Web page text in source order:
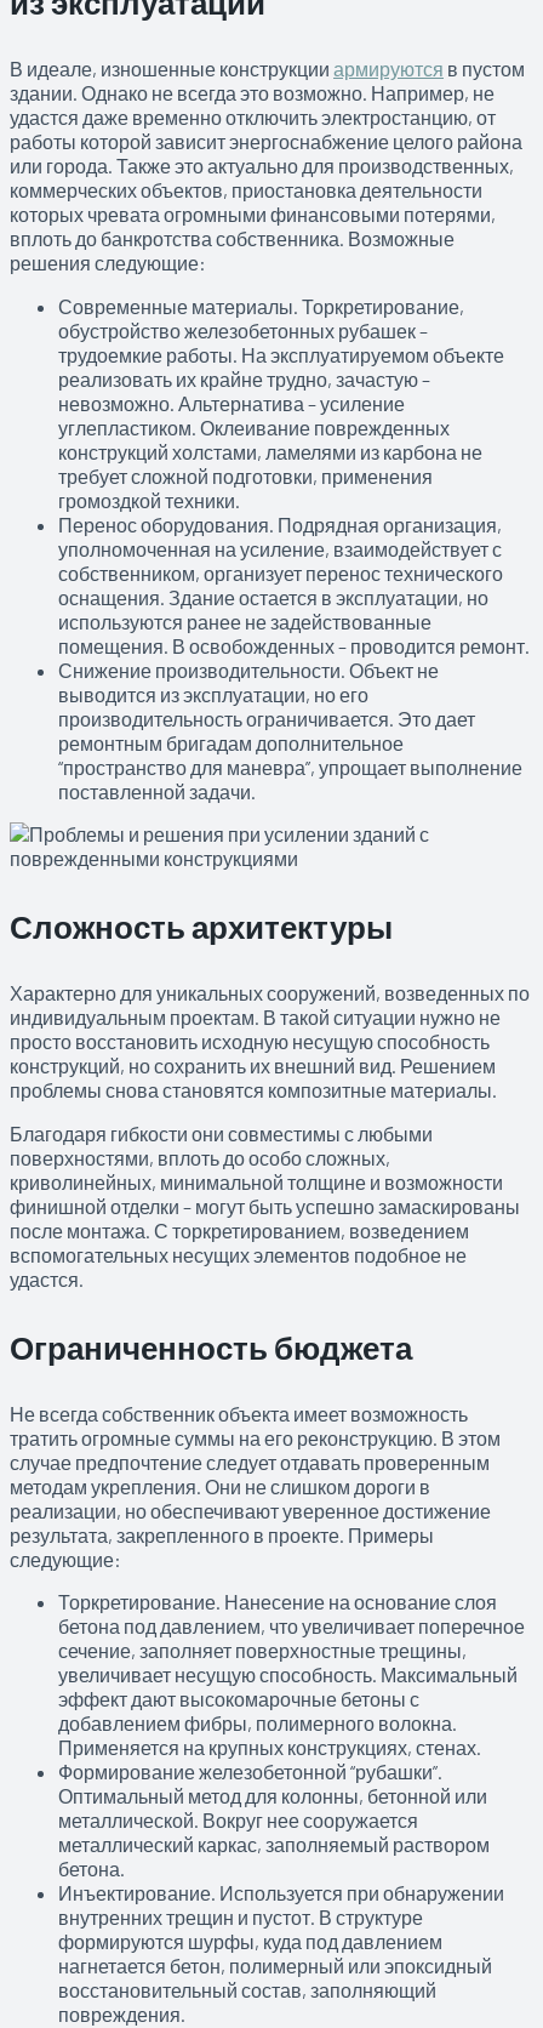
В идеале, изношенные конструкции армируются в пустом
здании. Однако не всегда это возможно. Например, не
удастся даже временно отключить электростанцию, от
работы которой зависит энергоснабжение целого района
или города. Также это актуально для производственных,
коммерческих объектов, приостановка деятельности
которых чревата огромными финансовыми потерями,
вплоть до банкротства собственника. Возможные
решения следующие:
Современные материалы. Торкретирование,
обустройство железобетонных рубашек –
трудоемкие работы. На эксплуатируемом объекте
реализовать их крайне трудно, зачастую –
невозможно. Альтернатива – усиление
углепластиком. Оклеивание поврежденных
конструкций холстами, ламелями из карбона не
требует сложной подготовки, применения
громоздкой техники.
Перенос оборудования. Подрядная организация,
уполномоченная на усиление, взаимодействует с
собственником, организует перенос технического
оснащения. Здание остается в эксплуатации, но
используются ранее не задействованные
помещения. В освобожденных – проводится ремонт.
Снижение производительности. Объект не
выводится из эксплуатации, но его
производительность ограничивается. Это дает
ремонтным бригадам дополнительное
“пространство для маневра”, упрощает выполнение
поставленной задачи.
Сложность архитектуры
Характерно для уникальных сооружений, возведенных по
индивидуальным проектам. В такой ситуации нужно не
просто восстановить исходную несущую способность
конструкций, но сохранить их внешний вид. Решением
проблемы снова становятся композитные материалы.
Благодаря гибкости они совместимы с любыми
поверхностями, вплоть до особо сложных,
криволинейных, минимальной толщине и возможности
финишной отделки – могут быть успешно замаскированы
после монтажа. С торкретированием, возведением
вспомогательных несущих элементов подобное не
удастся.
Ограниченность бюджета
Не всегда собственник объекта имеет возможность
тратить огромные суммы на его реконструкцию. В этом
случае предпочтение следует отдавать проверенным
методам укрепления. Они не слишком дороги в
реализации, но обеспечивают уверенное достижение
результата, закрепленного в проекте. Примеры
следующие:
Торкретирование. Нанесение на основание слоя
бетона под давлением, что увеличивает поперечное
сечение, заполняет поверхностные трещины,
увеличивает несущую способность. Максимальный
эффект дают высокомарочные бетоны с
добавлением фибры, полимерного волокна.
Применяется на крупных конструкциях, стенах.
Формирование железобетонной “рубашки”.
Оптимальный метод для колонны, бетонной или
металлической. Вокруг нее сооружается
металлический каркас, заполняемый раствором
бетона.
Инъектирование. Используется при обнаружении
внутренних трещин и пустот. В структуре
формируются шурфы, куда под давлением
нагнетается бетон, полимерный или эпоксидный
восстановительный состав, заполняющий
повреждения.